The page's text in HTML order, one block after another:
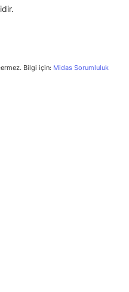
Bilgi için: Midas Sorumluluk